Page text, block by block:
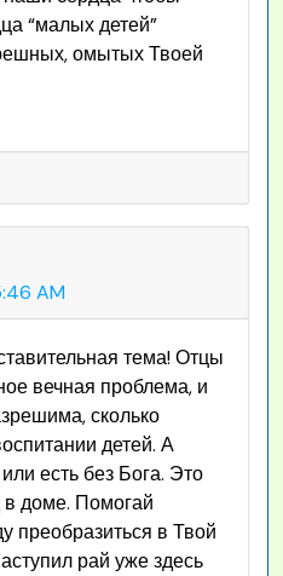
“малых детей”
омытых Твоей
AM
тема! Отцы
вечная проблема, и
сколько
детей. А
есть без Бога. Это
доме. Помогай
преобразиться в Твой
рай уже здесь